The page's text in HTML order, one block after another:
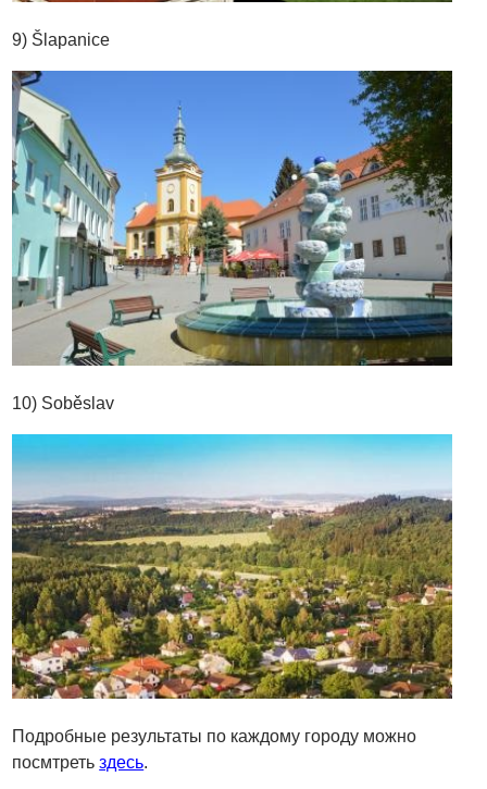
9) Šlapanice
10) Soběslav
Подробные результаты по каждому городу можно
посмтретьздесь.